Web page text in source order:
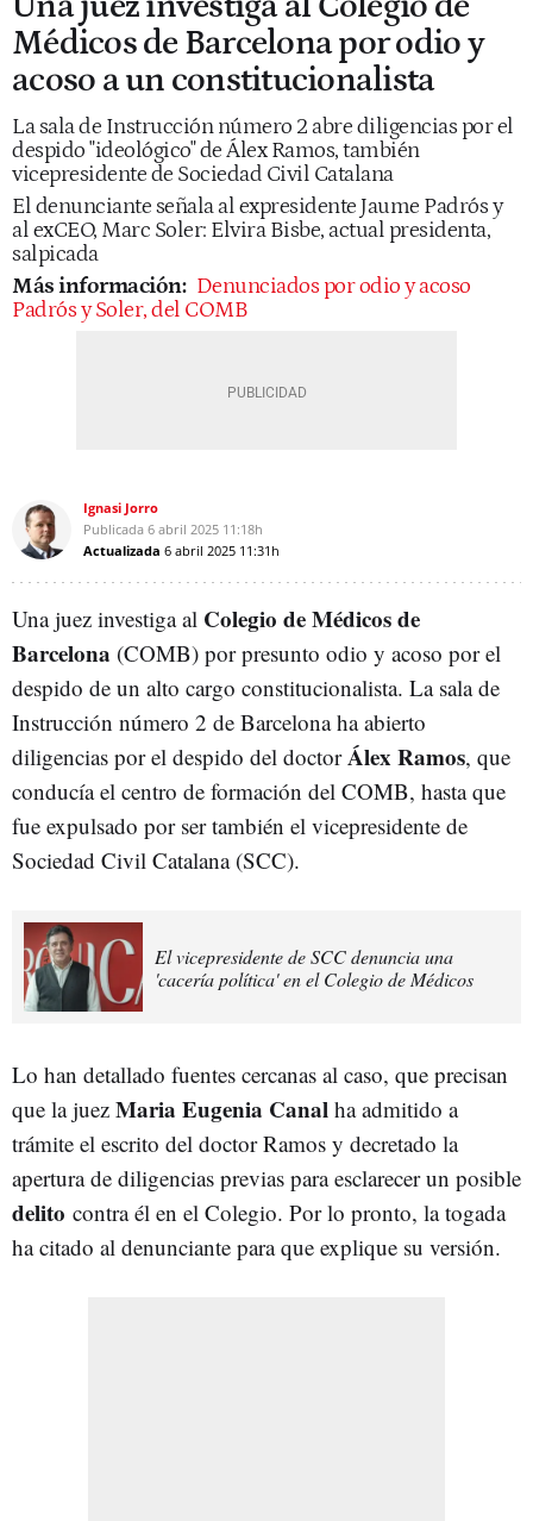
Médicos de Barcelona por odio y
acoso a un constitucionalista
La sala de Instrucción número 2 abre diligencias por el
despido "ideológico" de Álex Ramos, también
vicepresidente de Sociedad Civil Catalana
El denunciante señala al expresidente Jaume Padrós y
al exCEO, Marc Soler: Elvira Bisbe, actual presidenta,
salpicada
Más información: Denunciados por odio y acoso
Padrós y Soler, del COMB
Ignasi Jorro
Publicada 6 abril 2025 11:18h
Actualizada 6 abril 2025 11:31h
Una juez investiga al Colegio de Médicos de
Barcelona (COMB) por presunto odio y acoso por el
despido de un alto cargo constitucionalista. La sala de
Instrucción número 2 de Barcelona ha abierto
diligencias por el despido del doctorÁlex Ramos, que
conducía el centro de formación del COMB, hasta que
fue expulsado por ser también el vicepresidente de
Sociedad Civil Catalana (SCC).
El vicepresidente de SCC denuncia una
'cacería política' en el Colegio de Médicos
Lo han detallado fuentes cercanas al caso, que precisan
que la juez Maria Eugenia Canal ha admitido a
trámite el escrito del doctor Ramos y decretado la
apertura de diligencias previas para esclarecer un posible
delito contra él en el Colegio. Por lo pronto, la togada
ha citado al denunciante para que explique su versión.